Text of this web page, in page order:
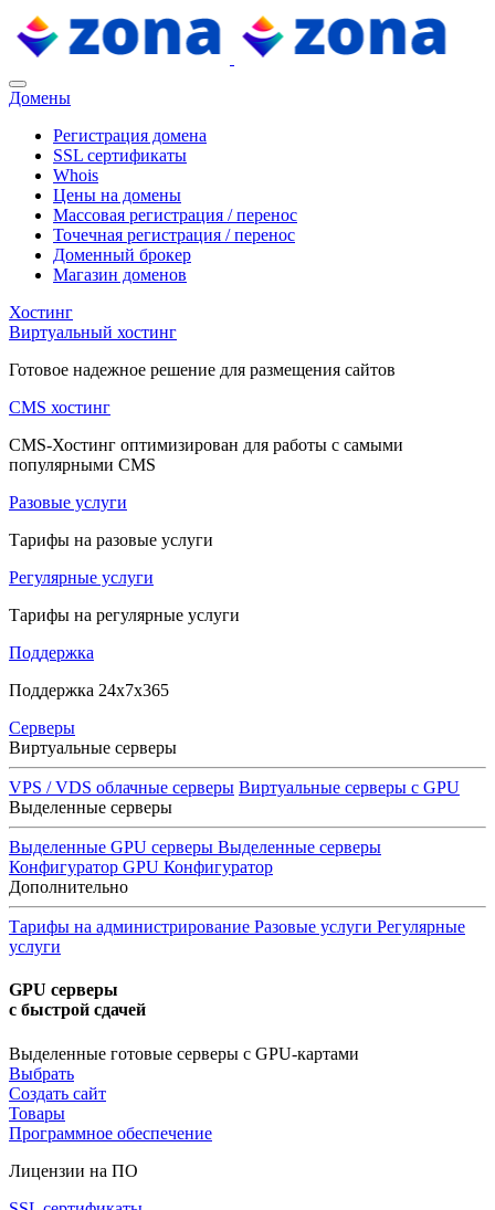
Домены
Регистрация домена
SSL сертификаты
Whois
Цены на домены
Массовая регистрация / перенос
Точечная регистрация / перенос
Доменный брокер
Магазин доменов
Хостинг
Виртуальный хостинг
Готовое надежное решение для размещения сайтов
CMS хостинг
CMS-Хостинг оптимизирован для работы с самыми
популярными CMS
Разовые услуги
Тарифы на разовые услуги
Регулярные услуги
Тарифы на регулярные услуги
Поддержка
Поддержка 24x7x365
Серверы
Виртуальные серверы
VPS / VDS облачные серверы Виртуальные серверы с GPU
Выделенные серверы
Выделенные GPU серверы Выделенные серверы
Конфигуратор GPU Конфигуратор
Дополнительно
Тарифы на администрирование Разовые услуги Регулярные
услуги
GPU серверы
с быстрой сдачей
Выделенные готовые серверы с GPU-картами
Выбрать
Создать сайт
Товары
Программное обеспечение
Лицензии на ПО